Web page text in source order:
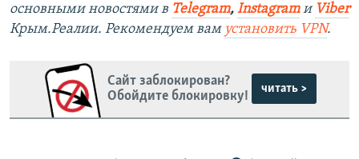
основными новостями в Telegram, Instagram и Viber
Крым.Реалии. Рекомендуем вам установить VPN.
Сайт заблокирован?
Обойдите блокировку!
читать >